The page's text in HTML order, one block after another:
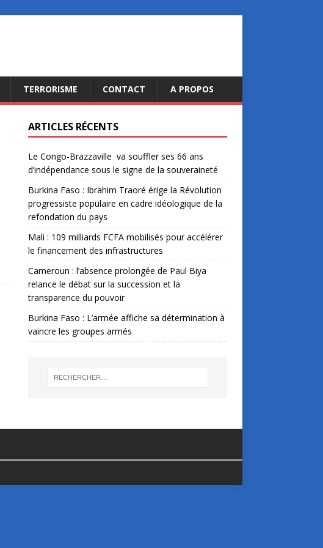
TERRORISME CONTACT A PROPOS
ARTICLES RÉCENTS
Le Congo-Brazzaville va souffler ses 66 ans
d’indépendance sous le signe de la souveraineté
Burkina Faso : Ibrahim Traoré érige la Révolution
progressiste populaire en cadre idéologique de la
refondation du pays
Mali : 109 milliards FCFA mobilisés pour accélérer
le financement des infrastructures
Cameroun : l’absence prolongée de Paul Biya
relance le débat sur la succession et la
transparence du pouvoir
Burkina Faso : L’armée affiche sa détermination à
vaincre les groupes armés